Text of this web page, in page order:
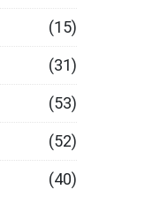
(15)
(31)
(53)
(52)
(40)